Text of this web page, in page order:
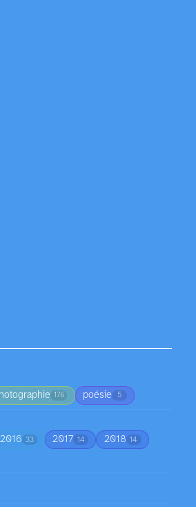
176 poésie 5
2016 33 2017 14 2018 14